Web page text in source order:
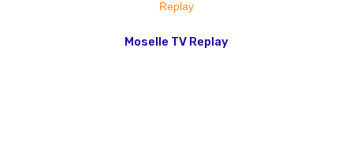
Moselle TV Replay